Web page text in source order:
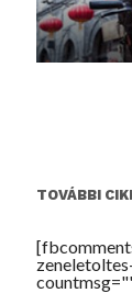
TOVÁBBI